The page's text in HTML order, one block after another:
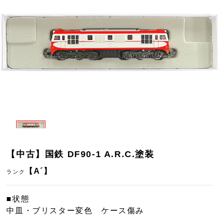
【中古】国鉄 DF90-1 A.R.C.塗装
ランク 【A´】
■状態
中皿・ブリスター変色 ケース傷み